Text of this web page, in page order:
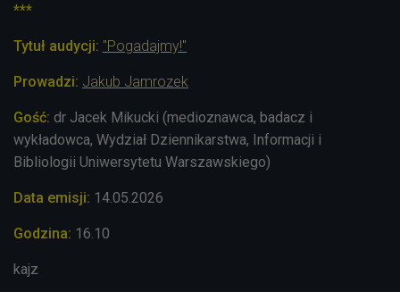
***
Tytuł audycji: "Pogadajmy!"
Prowadzi: Jakub Jamrozek
Gość: dr Jacek Mikucki (medioznawca, badacz i
wykładowca, Wydział Dziennikarstwa, Informacji i
Bibliologii Uniwersytetu Warszawskiego)
Data emisji: 14.05.2026
Godzina: 16.10
kajz